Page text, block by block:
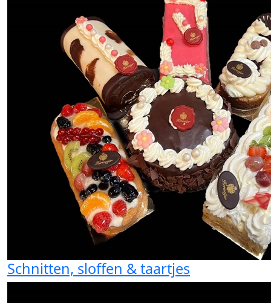
Schnitten, sloffen & taartjes